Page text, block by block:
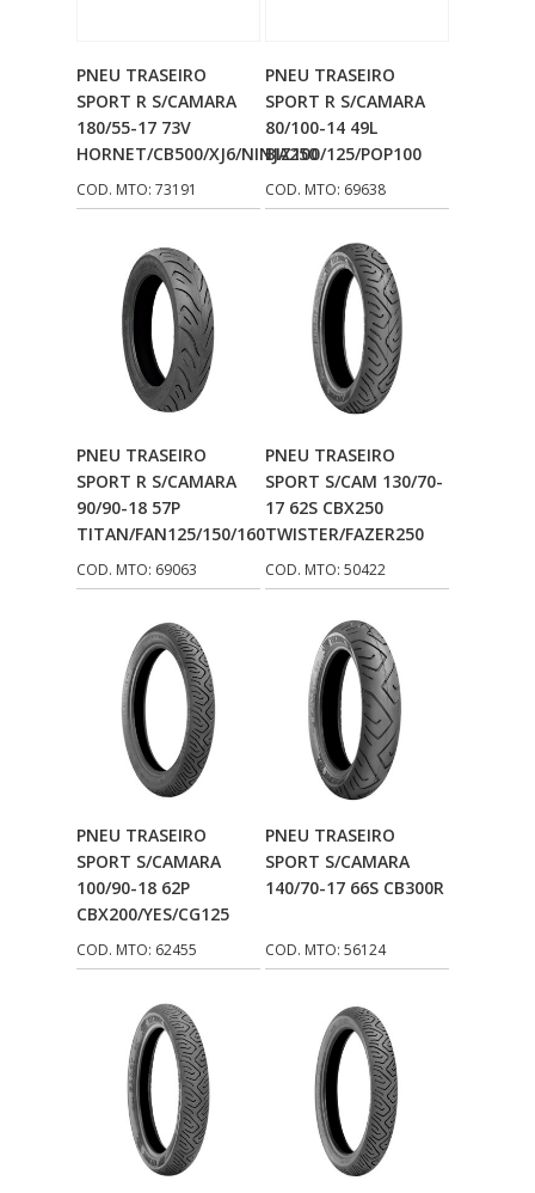
Adicionar Ao
Carrinho
PNEU TRASEIRO
SPORT R S/CAMARA
180/55-17 73V
HORNET/CB500/XJ6/NINJA250
COD. MTO: 73191
Adicionar Ao
Carrinho
PNEU TRASEIRO
SPORT R S/CAMARA
80/100-14 49L
BIZ100/125/POP100
COD. MTO: 69638
Adicionar Ao
Carrinho
PNEU TRASEIRO
SPORT R S/CAMARA
90/90-18 57P
TITAN/FAN125/150/160
COD. MTO: 69063
Adicionar Ao
Carrinho
PNEU TRASEIRO
SPORT S/CAM 130/70-
17 62S CBX250
TWISTER/FAZER250
COD. MTO: 50422
Adicionar Ao
Carrinho
PNEU TRASEIRO
SPORT S/CAMARA
100/90-18 62P
CBX200/YES/CG125
COD. MTO: 62455
Adicionar Ao
Carrinho
PNEU TRASEIRO
SPORT S/CAMARA
140/70-17 66S CB300R
COD. MTO: 56124